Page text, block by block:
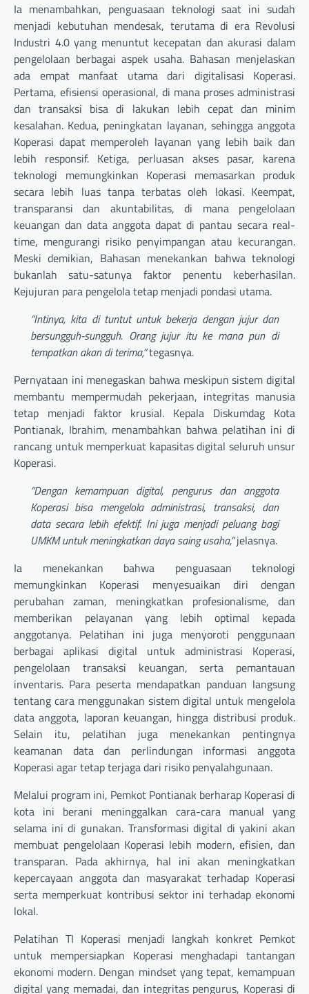
Ia menambahkan, penguasaan teknologi saat ini sudah
menjadi kebutuhan mendesak, terutama di era Revolusi
Industri 4.0 yang menuntut kecepatan dan akurasi dalam
pengelolaan berbagai aspek usaha. Bahasan menjelaskan
ada empat manfaat utama dari digitalisasi Koperasi.
Pertama, efisiensi operasional, di mana proses administrasi
dan transaksi bisa di lakukan lebih cepat dan minim
kesalahan. Kedua, peningkatan layanan, sehingga anggota
Koperasi dapat memperoleh layanan yang lebih baik dan
lebih responsif. Ketiga, perluasan akses pasar, karena
teknologi memungkinkan Koperasi memasarkan produk
secara lebih luas tanpa terbatas oleh lokasi. Keempat,
transparansi dan akuntabilitas, di mana pengelolaan
keuangan dan data anggota dapat di pantau secara real-
time, mengurangi risiko penyimpangan atau kecurangan.
Meski demikian, Bahasan menekankan bahwa teknologi
bukanlah satu-satunya faktor penentu keberhasilan.
Kejujuran para pengelola tetap menjadi pondasi utama.
“Intinya, kita di tuntut untuk bekerja dengan jujur dan
bersungguh-sungguh. Orang jujur itu ke mana pun di
tempatkan akan di terima,”tegasnya.
Pernyataan ini menegaskan bahwa meskipun sistem digital
membantu mempermudah pekerjaan, integritas manusia
tetap menjadi faktor krusial. Kepala Diskumdag Kota
Pontianak, Ibrahim, menambahkan bahwa pelatihan ini di
rancang untuk memperkuat kapasitas digital seluruh unsur
Koperasi.
“Dengan kemampuan digital, pengurus dan anggota
Koperasi bisa mengelola administrasi, transaksi, dan
data secara lebih efektif. Ini juga menjadi peluang bagi
UMKM untuk meningkatkan daya saing usaha,”jelasnya.
Ia menekankan bahwa penguasaan teknologi
memungkinkan Koperasi menyesuaikan diri dengan
perubahan zaman, meningkatkan profesionalisme, dan
memberikan pelayanan yang lebih optimal kepada
anggotanya. Pelatihan ini juga menyoroti penggunaan
berbagai aplikasi digital untuk administrasi Koperasi,
pengelolaan transaksi keuangan, serta pemantauan
inventaris. Para peserta mendapatkan panduan langsung
tentang cara menggunakan sistem digital untuk mengelola
data anggota, laporan keuangan, hingga distribusi produk.
Selain itu, pelatihan juga menekankan pentingnya
keamanan data dan perlindungan informasi anggota
Koperasi agar tetap terjaga dari risiko penyalahgunaan.
Melalui program ini, Pemkot Pontianak berharap Koperasi di
kota ini berani meninggalkan cara-cara manual yang
selama ini di gunakan. Transformasi digital di yakini akan
membuat pengelolaan Koperasi lebih modern, efisien, dan
transparan. Pada akhirnya, hal ini akan meningkatkan
kepercayaan anggota dan masyarakat terhadap Koperasi
serta memperkuat kontribusi sektor ini terhadap ekonomi
lokal.
Pelatihan TI Koperasi menjadi langkah konkret Pemkot
untuk mempersiapkan Koperasi menghadapi tantangan
ekonomi modern. Dengan mindset yang tepat, kemampuan
digital yang memadai, dan integritas pengurus, Koperasi di